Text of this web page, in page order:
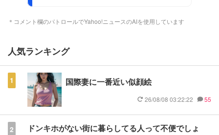
＊コメント欄のパトロールでYahoo!ニュースのAIを使用しています
人気ランキング
1 国際妻に一番近い似顔絵
26/08/08 03:22:22 55
2 ドンキホがない街に暮らしてる人って不便でしょ